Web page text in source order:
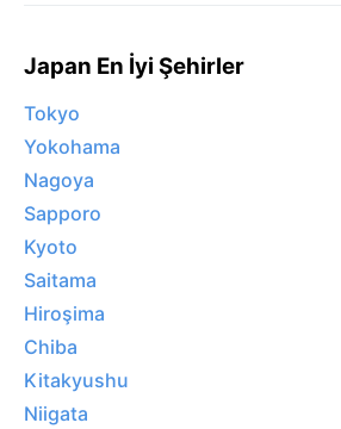
Japan En İyi Şehirler
Tokyo
Yokohama
Nagoya
Sapporo
Kyoto
Saitama
Hiroşima
Chiba
Kitakyushu
Niigata